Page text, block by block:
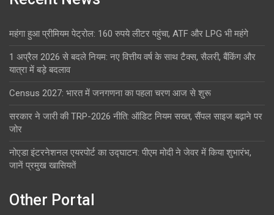
महंगा हुआ प्रीमियम पेट्रोल: 160 रुपये लीटर पहुंचा, ATF और LPG भी महंगे
1 अप्रैल 2026 से बदले नियम: नए वित्तीय वर्ष के साथ टैक्स, सैलरी, बैंकिंग और
यात्रा में बड़े बदलाव
Census 2027: भारत में जनगणना का पहला चरण आज से शुरू
सरकार ने जारी की TRP-2026 नीति: ऑडिट नियम सख्त, सैंपल साइज बढ़ाने पर
जोर
नोएडा इंटरनेशनल एयरपोर्ट का उद्घाटन: पीएम मोदी ने जेवर में किया शुभारंभ,
जानें प्रमुख खासियतें
Other Portal